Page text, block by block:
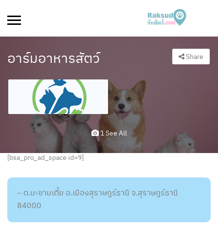
อาร์มอาหารสัตว์ Share
1 See All
[bsa_pro_ad_space id=9]
– ต.มะขามเตี้ย อ.เมืองสุราษฎร์ธานี จ.สุราษฎร์ธานี
84000